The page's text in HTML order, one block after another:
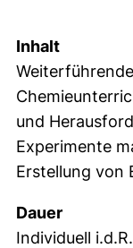
Inhalt
und
Experimente
Erstellung von
Dauer
Individuell